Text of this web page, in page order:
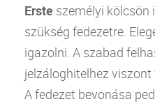
Erste személyi kölcsön
szükség fedezetre.
igazolni. A szabad
jelzáloghitelhez
A fedezet bevonása